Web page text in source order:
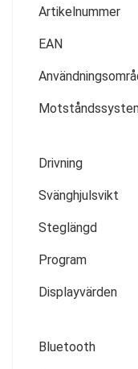
Artikelnummer
EAN
Drivning
Svänghjulsvikt
Steglängd
Program
Displayvärden
Bluetooth